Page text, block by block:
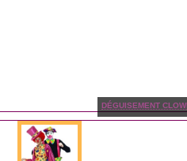
DÉGUISEMENT